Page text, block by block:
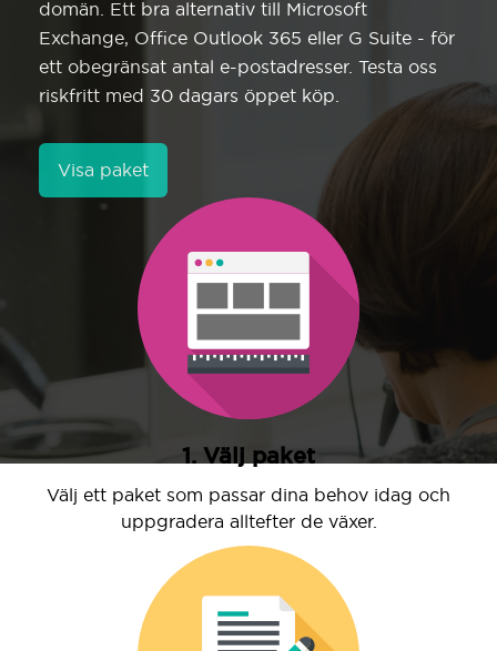
domän. Ett bra alternativ till Microsoft
Exchange, Office Outlook 365 eller G Suite - för
ett obegränsat antal e-postadresser. Testa oss
riskfritt med 30 dagars öppet köp.
Visa paket
1. Välj paket
Välj ett paket som passar dina behov idag och
uppgradera alltefter de växer.